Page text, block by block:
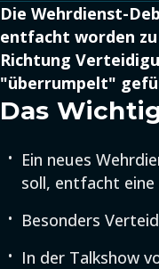
Die Wehrdienst-
entfacht worden
Richtung
"überrumpelt"
Das
Ein neues
soll, entfacht
Besonders
In der Talkshow